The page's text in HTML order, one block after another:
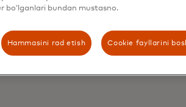
Wells Fargo'ning Gateway
API'siga kiradi. Wells Fargo
mahsulotlari, xizmatlari va
beruvchi APIlarni taklif etadi.
bo‘lganlari bundan mustasno.
Hammasini rad etish Cookie fayllarini